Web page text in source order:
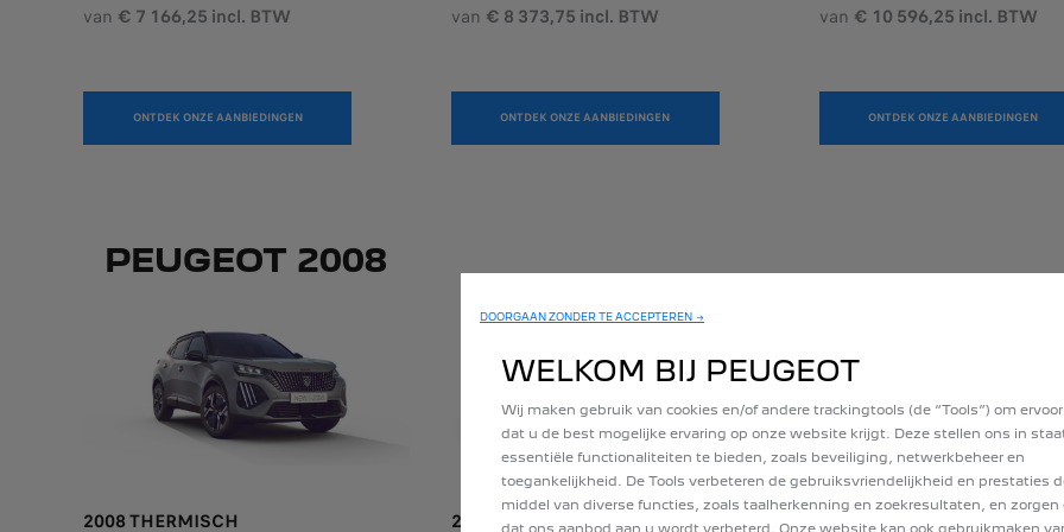
van € 7 166,25 incl. BTW
ONTDEK ONZE AANBIEDINGEN
van € 8 373,75 incl. BTW
ONTDEK ONZE AANBIEDINGEN
van € 10 596,25 incl. BTW
ONTDEK ONZE AANBIEDINGEN
PEUGEOT 2008
2008 THERMISCH 2008 HYBRID E-2008
DOORGAAN ZONDER TE ACCEPTEREN →
WELKOM BIJ PEUGEOT
Wij maken gebruik van cookies en/of andere trackingtools (de “Tools”) om
dat u de best mogelijke ervaring op onze website krijgt. Deze stellen ons in
essentiële functionaliteiten te bieden, zoals beveiliging, netwerkbeheer en
toegankelijkheid. De Tools verbeteren de gebruiksvriendelijkheid en prestaties
middel van diverse functies, zoals taalherkenning en zoekresultaten, en zorgen
dat ons aanbod aan u wordt verbeterd. Onze website kan ook gebruikmaken